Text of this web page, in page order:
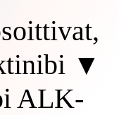
▼
ALK-